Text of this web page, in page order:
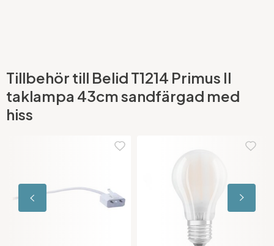
Tillbehör till Belid T1214 Primus II
taklampa 43cm sandfärgad med
hiss